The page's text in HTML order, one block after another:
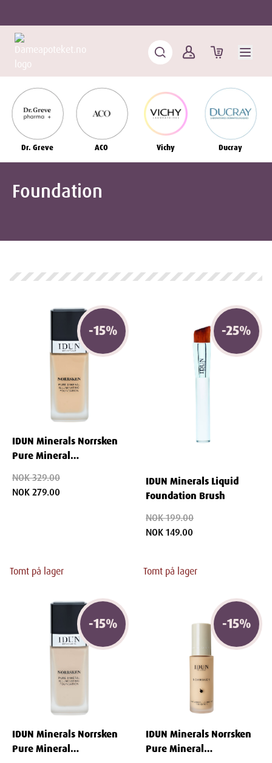
Dr. Greve ACO Vichy Ducray
Foundation
-15%
IDUN Minerals Norrsken
Pure Mineral
Embla 30 ml
NOK 329.00
NOK 279.00
Tomt på lager
-25%
IDUN Minerals Liquid
Foundation Brush
NOK 199.00
NOK 149.00
Tomt på lager
-15%
IDUN Minerals Norrsken
Pure Mineral
-15%
IDUN Minerals Norrsken
Pure Mineral